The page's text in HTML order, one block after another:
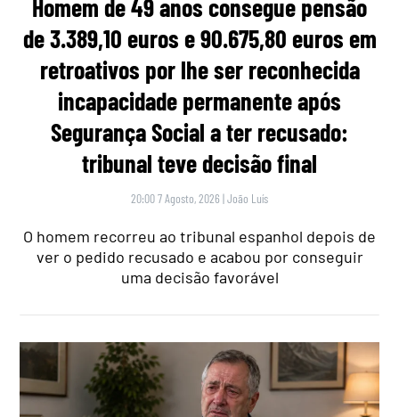
Homem de 49 anos consegue pensão
de 3.389,10 euros e 90.675,80 euros em
retroativos por lhe ser reconhecida
incapacidade permanente após
Segurança Social a ter recusado:
tribunal teve decisão final
20:00 7 Agosto, 2026 |João Luís
O homem recorreu ao tribunal espanhol depois de
ver o pedido recusado e acabou por conseguir
uma decisão favorável